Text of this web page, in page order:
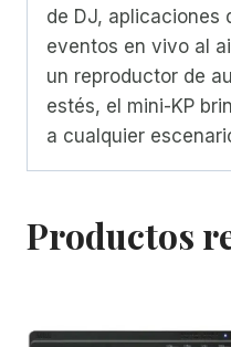
de DJ, aplicaciones
eventos en vivo al
un reproductor de
estés, el mini-KP
a cualquier
Productos